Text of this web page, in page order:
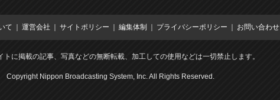
て 運営会社 サイトポリシー 編集体制 プライバシーポリシー お問い合わせ
トに掲載の記事、写真などの無断転載、加工しての使用などは一切禁止します。
Copyright Nippon Broadcasting System, Inc. All Rights Reserved.